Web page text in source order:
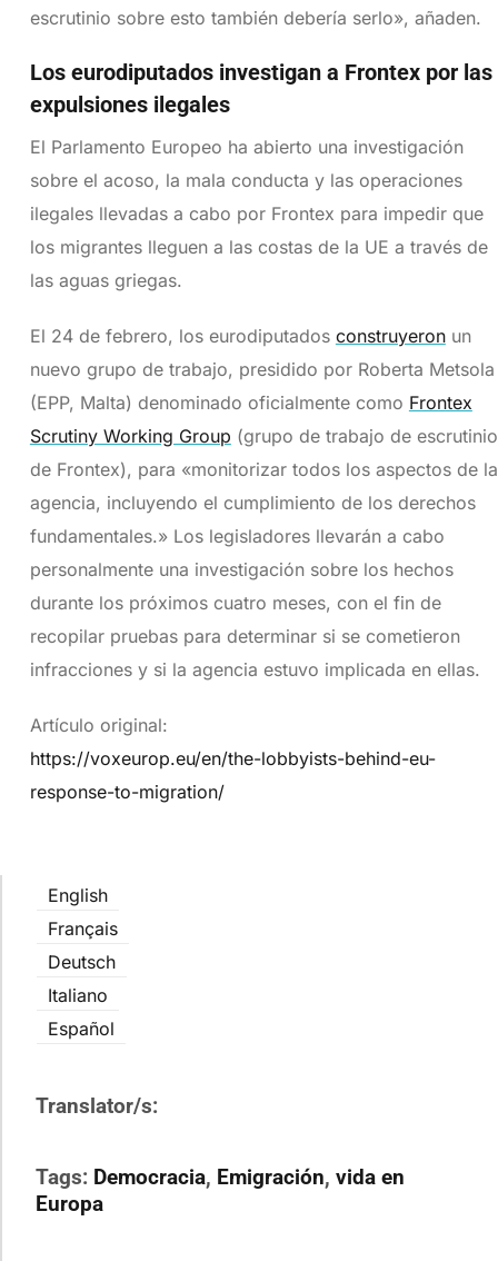
escrutinio sobre esto también debería serlo», añaden.
Los eurodiputados investigan a Frontex por las
expulsiones ilegales
El Parlamento Europeo ha abierto una investigación
sobre el acoso, la mala conducta y las operaciones
ilegales llevadas a cabo por Frontex para impedir que
los migrantes lleguen a las costas de la UE a través de
las aguas griegas.
El 24 de febrero, los eurodiputados construyeronun
nuevo grupo de trabajo, presidido por Roberta Metsola
(EPP, Malta) denominado oficialmente como Frontex
Scrutiny Working Group (grupo de trabajo de escrutinio
de Frontex), para «monitorizar todos los aspectos de la
agencia, incluyendo el cumplimiento de los derechos
fundamentales.» Los legisladores llevarán a cabo
personalmente una investigación sobre los hechos
durante los próximos cuatro meses, con el fin de
recopilar pruebas para determinar si se cometieron
infracciones y si la agencia estuvo implicada en ellas.
Artículo original:
https://voxeurop.eu/en/the-lobbyists-behind-eu-
response-to-migration/
English
Français
Deutsch
Italiano
Español
Translator/s:
Tags: Democracia, Emigración, vida en
Europa